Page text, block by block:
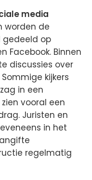
media
worden de
gedeeld op
Facebook. Binnen
discussies over
kijkers
in een
vooral een
Juristen en
in het
regelmatig